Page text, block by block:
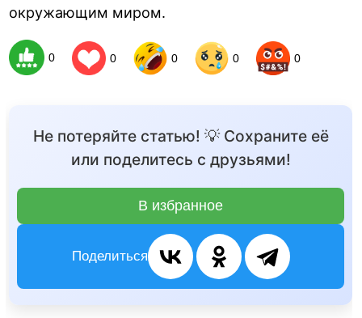
окружающим миром.
0 0 0 0 0
Не потеряйте статью! 💡 Сохраните её
или поделитесь с друзьями!
В избранное
Поделиться